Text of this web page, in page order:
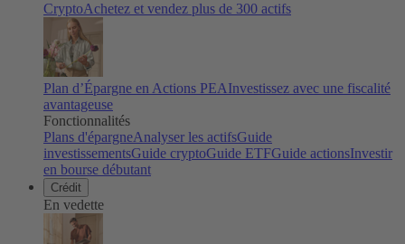
CryptoAchetez et vendez plus de 300 actifs
Plan d’Épargne en Actions PEAInvestissez avec une fiscalité
avantageuse
Fonctionnalités
Plans d'épargneAnalyser les actifsGuide
investissementsGuide cryptoGuide ETFGuide actionsInvestir
en bourse débutant
Crédit
En vedette